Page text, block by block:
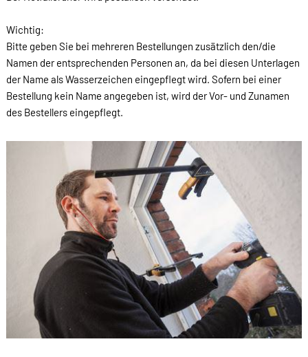
Wichtig:
Bitte geben Sie bei mehreren Bestellungen zusätzlich den/die
Namen der entsprechenden Personen an, da bei diesen Unterlagen
der Name als Wasserzeichen eingepflegt wird. Sofern bei einer
Bestellung kein Name angegeben ist, wird der Vor- und Zunamen
des Bestellers eingepflegt.